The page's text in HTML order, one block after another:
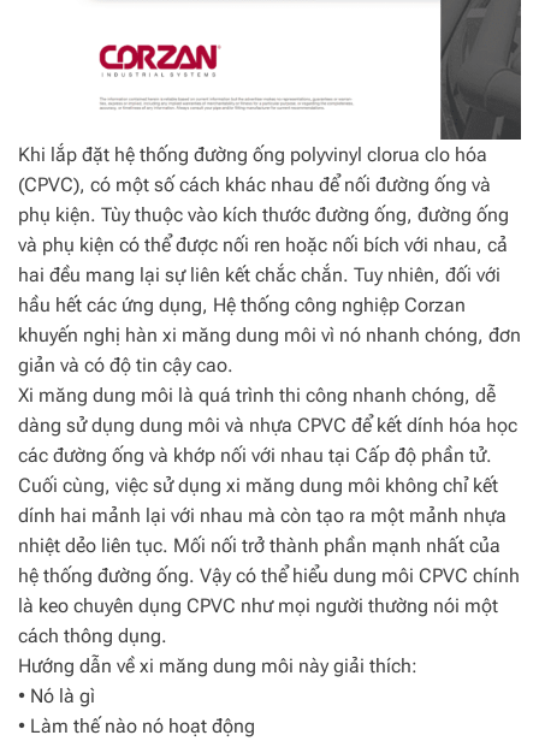
Khi lắp đặt hệ thống đường ống polyvinyl clorua clo hóa
(CPVC), có một số cách khác nhau để nối đường ống và
phụ kiện. Tùy thuộc vào kích thước đường ống, đường ống
và phụ kiện có thể được nối ren hoặc nối bích với nhau, cả
hai đều mang lại sự liên kết chắc chắn. Tuy nhiên, đối với
hầu hết các ứng dụng, Hệ thống công nghiệp Corzan
khuyến nghị hàn xi măng dung môi vì nó nhanh chóng, đơn
giản và có độ tin cậy cao.
Xi măng dung môi là quá trình thi công nhanh chóng, dễ
dàng sử dụng dung môi và nhựa CPVC để kết dính hóa học
các đường ống và khớp nối với nhau tại Cấp độ phần tử.
Cuối cùng, việc sử dụng xi măng dung môi không chỉ kết
dính hai mảnh lại với nhau mà còn tạo ra một mảnh nhựa
nhiệt dẻo liên tục. Mối nối trở thành phần mạnh nhất của
hệ thống đường ống. Vậy có thể hiểu dung môi CPVC chính
là keo chuyên dụng CPVC như mọi người thường nói một
cách thông dụng.
Hướng dẫn về xi măng dung môi này giải thích:
• Nó là gì
• Làm thế nào nó hoạt động